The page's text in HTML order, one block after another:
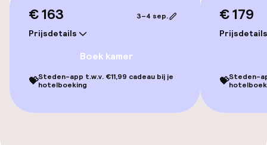
Toegankelijkheid
Overal rolstoeltoegankelijk
Lift
€ 163
Prijsdetails
3–4 sep.
Boek kamer
💝Steden-app t.w.v. €11,99 cadeau bij je
hotelboeking
€ 179
Prijsdetails
💝Steden-